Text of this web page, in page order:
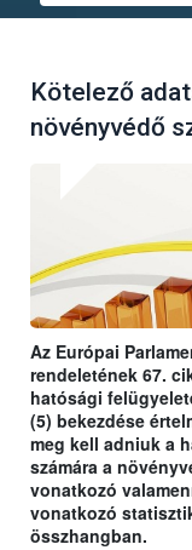
Kötelező
növényvédő
Az Európai
rendeletének 67.
hatósági
(5) bekezdése
meg kell adniuk a
számára a
vonatkozó
vonatkozó
összhangban.